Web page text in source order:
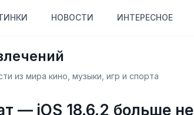
НОВОСТИ ИНТЕРЕСНОЕ
из мира кино, музыки, игр и спорта
— iOS 18.6.2 больше не